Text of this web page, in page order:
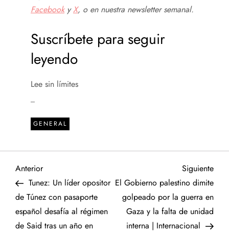
FacebookyX, o en nuestra newsletter semanal.
Suscríbete para seguir
leyendo
Lee sin límites
GENERAL
N
a
v
Entrada
anterior
Anterior
Tunez: Un líder opositor
de Túnez con pasaporte
español desafía al régimen
de Said tras un año en
Siguiente
El Gobierno palestino dimite
golpeado por la guerra en
Gaza y la falta de unidad
interna | Internacional